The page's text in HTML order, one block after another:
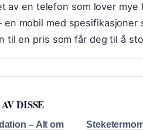
av en telefon som lover mye
en mobil med spesifikasjoner
til en pris som får deg til å
DISSE
– Alt om